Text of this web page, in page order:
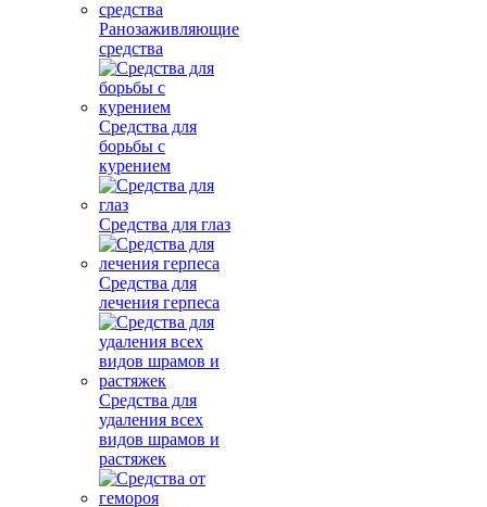
Ранозаживляющие
средства
Средства для
борьбы с
курением
Средства для глаз
Средства для
лечения герпеса
Средства для
удаления всех
видов шрамов и
растяжек